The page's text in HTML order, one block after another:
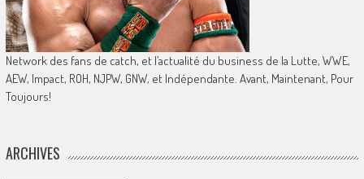
Network des fans de catch, et l’actualité du business de la Lutte, WWE,
AEW, Impact, ROH, NJPW, GNW, et Indépendante. Avant, Maintenant, Pour
Toujours!
ARCHIVES